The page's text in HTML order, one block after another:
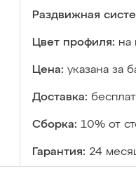
Раздвижная
Цвет профиля: на
Цена: указана за
Доставка:
Сборка: 10% от
Гарантия: 24